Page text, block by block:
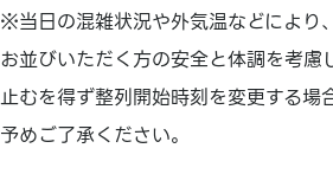
※当日の混雑状況や外気温などにより、
お並びいただく方の安全と体調を考慮し
止むを得ず整列開始時刻を変更する場
予めご了承ください。